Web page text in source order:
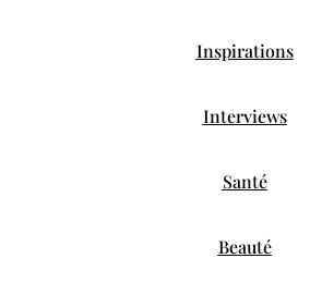
Inspirations
Interviews
Santé
Beauté